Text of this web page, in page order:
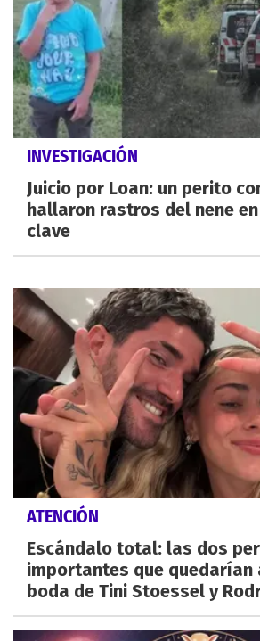
INVESTIGACIÓN
Juicio por Loan: un perito
hallaron rastros del nene
clave
ATENCIÓN
Escándalo total: las dos
importantes que quedarían
boda de Tini Stoessel y